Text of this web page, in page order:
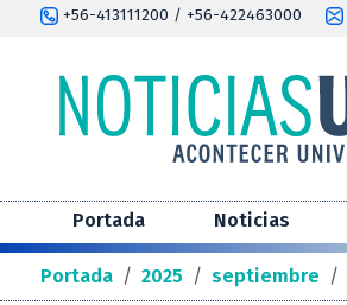
+56-413111200 / +56-422463000
Portada Noticias
Portada / 2025 / septiembre /